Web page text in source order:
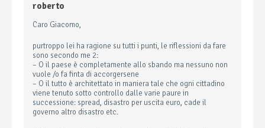
roberto
Caro Giacomo,
purtroppo lei ha ragione su tutti i punti, le riflessioni da fare
sono secondo me 2:
– O il paese è completamente allo sbando ma nessuno non
vuole /o fa finta di accorgersene
– O il tutto è architettato in maniera tale che ogni cittadino
viene tenuto sotto controllo dalle varie paure in
successione: spread, disastro per uscita euro, cade il
governo altro disastro etc.